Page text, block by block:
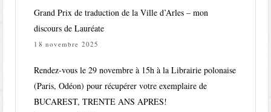
Grand Prix de traduction de la Ville d’Arles – mon
discours de Lauréate
18 novembre 2025
Rendez-vous le 29 novembre à 15h à la Librairie polonaise
(Paris, Odéon) pour récupérer votre exemplaire de
BUCAREST, TRENTE ANS APRES!